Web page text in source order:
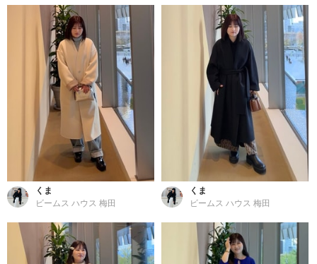
くま
ビームス ハウス 梅田
くま
ビームス ハウス 梅田